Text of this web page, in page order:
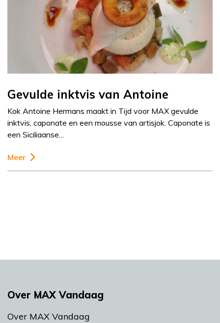
Gevulde inktvis van Antoine
Kok Antoine Hermans maakt in Tijd voor MAX gevulde
inktvis, caponate en een mousse van artisjok. Caponate is
een Siciliaanse…
Meer
Over MAX Vandaag
Over MAX Vandaag